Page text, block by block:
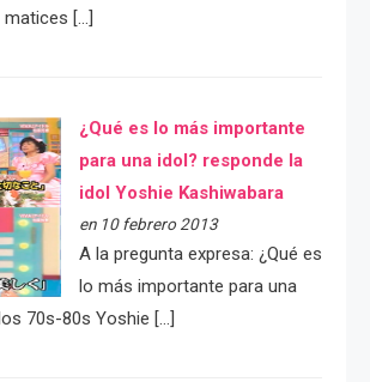
[…]
¿Qué es lo más importante
para una idol? responde la
idol Yoshie Kashiwabara
en 10 febrero 2013
A la pregunta expresa: ¿Qué es
lo más importante para una
70s-80s Yoshie […]